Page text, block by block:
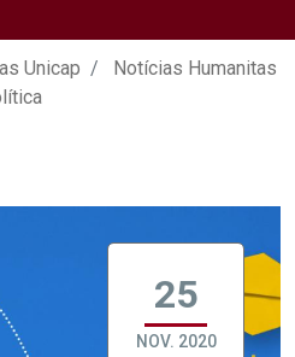
política - Unicap
Unicap
Notícias Humanitas
25
NOV. 2020